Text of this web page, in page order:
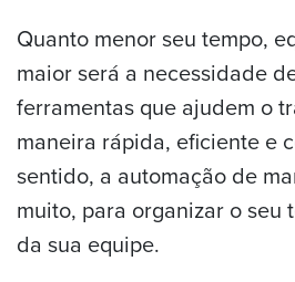
Quanto menor seu tempo,
maior será a necessidade
ferramentas que ajudem o
maneira rápida, eficiente e
sentido, a automação de
muito, para organizar o seu
da sua equipe.